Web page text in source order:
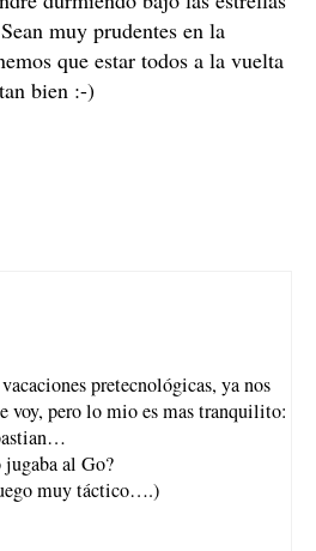
muy prudentes en la
que estar todos a la vuelta
bien :-)
pretecnológicas, ya nos
voy, pero lo mio es mas tranquilito:
al Go?
muy táctico….)